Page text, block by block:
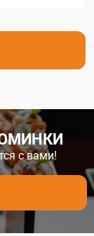
с вами!